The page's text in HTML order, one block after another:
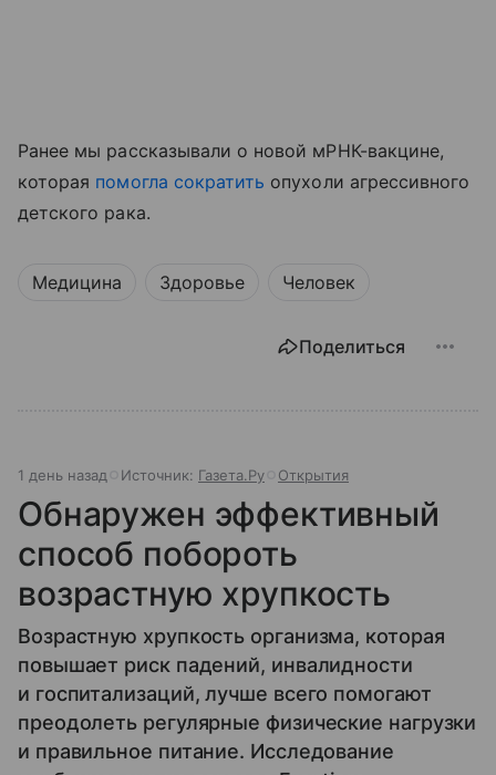
Ранее мы рассказывали о новой мРНК-вакцине,
которая помогла сократить опухоли агрессивного
детского рака.
Медицина Здоровье Человек
Поделиться
1 день назад Источник: Газета.Ру Открытия
Обнаружен эффективный
способ побороть
возрастную хрупкость
Возрастную хрупкость организма, которая
повышает риск падений, инвалидности
и госпитализаций, лучше всего помогают
преодолеть регулярные физические нагрузки
и правильное питание. Исследование